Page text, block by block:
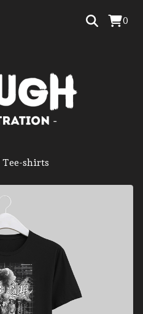
0
Tee-shirts